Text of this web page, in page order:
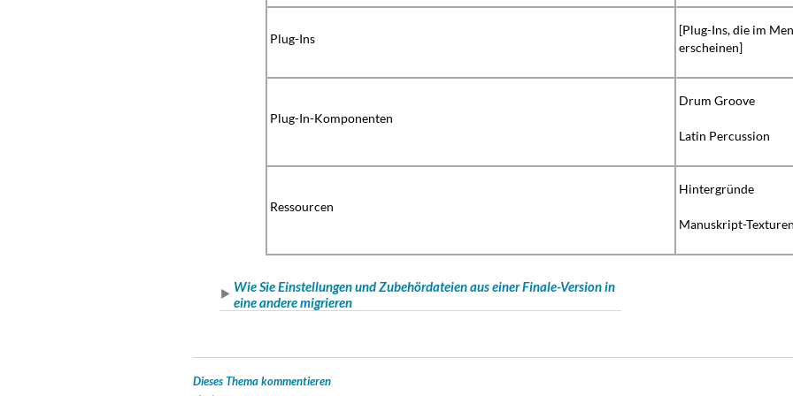
Plug-Ins
[Plug-Ins, die im
erscheinen]
Plug-In-Komponenten
Drum Groove
Latin Percussion
Ressourcen
Hintergründe
Manuskript-
Wie Sie Einstellungen und Zubehördateien aus einer Finale-Version in
eine andere migrieren
Dieses Thema kommentieren